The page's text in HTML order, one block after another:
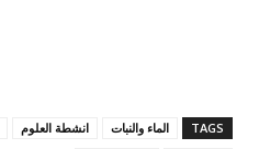
TAGS الماء والنبات انشطة العلوم